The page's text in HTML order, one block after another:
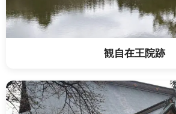
観自在王院跡